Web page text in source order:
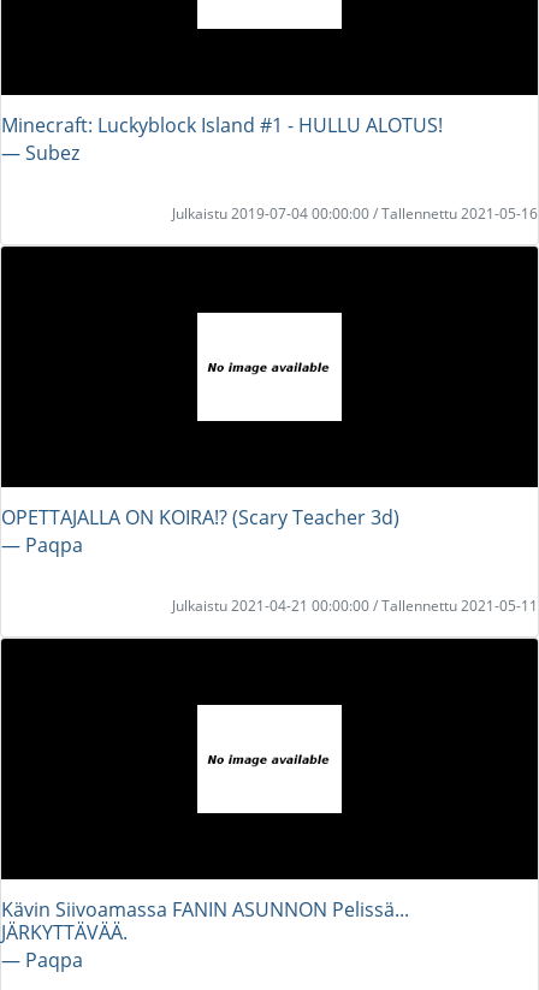
Minecraft: Luckyblock Island #1 - HULLU ALOTUS!
― Subez
Julkaistu 2019-07-04 00:00:00 / Tallennettu 2021-05-16
OPETTAJALLA ON KOIRA!? (Scary Teacher 3d)
― Paqpa
Julkaistu 2021-04-21 00:00:00 / Tallennettu 2021-05-11
Kävin Siivoamassa FANIN ASUNNON Pelissä...
JÄRKYTTÄVÄÄ.
― Paqpa